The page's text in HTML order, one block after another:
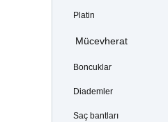
Platin
Mücevherat
Boncuklar
Diademler
Saç bantları